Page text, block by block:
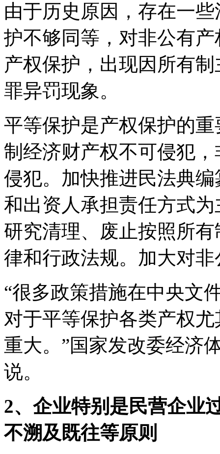
由于历史原因，存在一
护不够同等，对非公有
产权保护，出现因所有
罪异罚现象。
平等保护是产权保护的
制经济财产权不可侵犯
侵犯。加快推进民法典
和出资人承担责任方式
研究清理、废止按照所
律和行政法规。加大对
“很多政策措施在中央文
对于平等保护各类产权
重大。”国家发改委经济
说。
2、企业特别是民营企业
不溯及既往等原则